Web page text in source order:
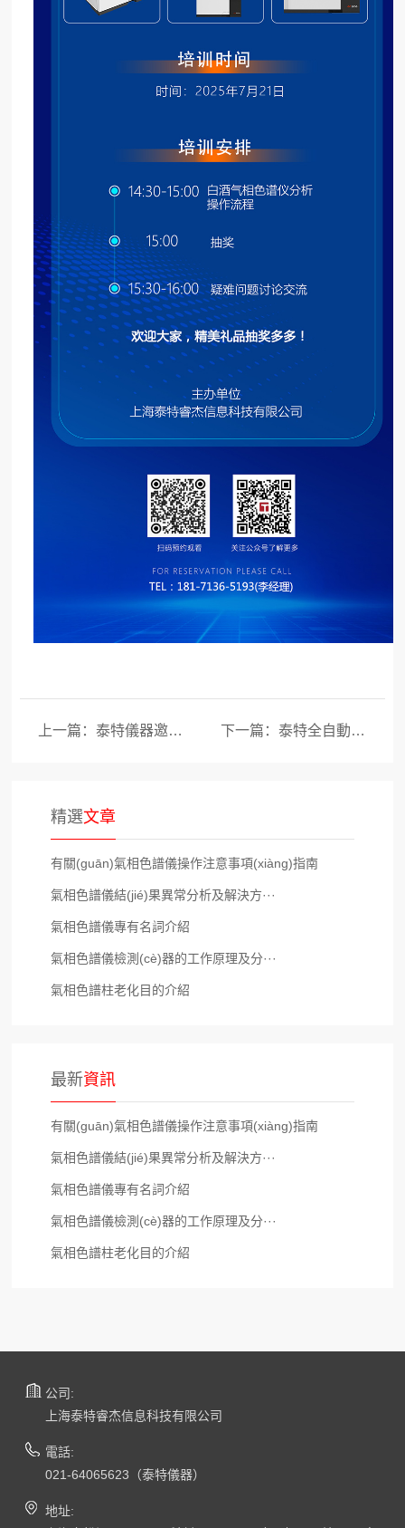
上一篇：泰特儀器邀請(qǐng)您第五屆中國(guó)電氣試··· 下一篇：泰特全自動(dòng)顏色滴定儀概述
精選文章
有關(guān)氣相色譜儀操作注意事項(xiàng)指南
氣相色譜儀結(jié)果異常分析及解決方···
氣相色譜儀專有名詞介紹
氣相色譜儀檢測(cè)器的工作原理及分···
氣相色譜柱老化目的介紹
最新資訊
有關(guān)氣相色譜儀操作注意事項(xiàng)指南
氣相色譜儀結(jié)果異常分析及解決方···
氣相色譜儀專有名詞介紹
氣相色譜儀檢測(cè)器的工作原理及分···
氣相色譜柱老化目的介紹
公司:
上海泰特睿杰信息科技有限公司
電話:
021-64065623（泰特儀器）
地址: